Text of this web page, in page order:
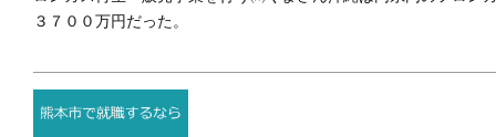
３７００万円だった。